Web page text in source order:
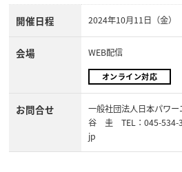
開催日程 2024年10月11日（金）
会場 WEB配信
オンライン対応
お問合せ
一般社団法人日本パワ
谷 圭 TEL：045-534-
jp